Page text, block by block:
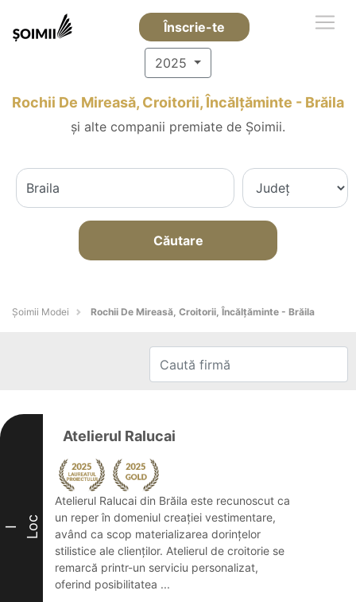
Înscrie-te
2025
Rochii De Mireasă, Croitorii, Încălțăminte - Brăila
și alte companii premiate de Șoimii.
Căutare
Șoimii Modei Rochii De Mireasă, Croitorii, Încălțăminte - Brăila
I Loc
Atelierul Ralucai
Atelierul Ralucai din Brăila este recunoscut ca
un reper în domeniul creației vestimentare,
având ca scop materializarea dorințelor
stilistice ale clienților. Atelierul de croitorie se
remarcă printr-un serviciu personalizat,
oferind posibilitatea ...